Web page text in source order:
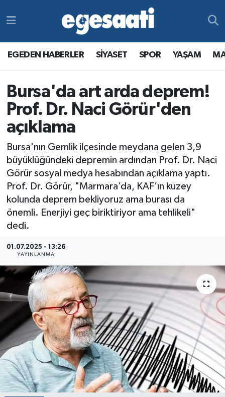
EGEDEN HABERLER SİYASET SPOR YAŞAM
Bursa'da art arda deprem!
Prof. Dr. Naci Görür'den
açıklama
Bursa'nın Gemlik ilçesinde meydana gelen 3,9
büyüklüğündeki depremin ardından Prof. Dr. Naci
Görür sosyal medya hesabından açıklama yaptı.
Prof. Dr. Görür, "Marmara’da, KAF’ın kuzey
kolunda deprem bekliyoruz ama burası da
önemli. Enerjiyi geç biriktiriyor ama tehlikeli"
dedi.
01.07.2025 - 13:26
YAYINLANMA
Yazarlar
YAŞAM
MAGAZİN
SPOR
YAŞAM
RESMİ REKLAMLAR
Egemax TV
Süper Lig Puan Durumu ve Fikstür
Tüm Manşetler
Haber Arşivi